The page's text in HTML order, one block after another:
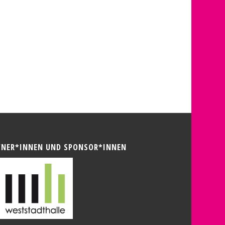
UND SPONSOR*INNEN